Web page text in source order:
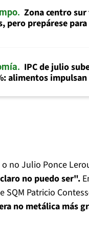
Zona centro
pero prepárese
IPC de julio
alimentos impulsan
no Julio Ponce
no puedo ser".
SQM Patricio
no metálica más